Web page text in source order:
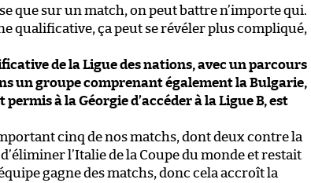
que sur un match, on peut battre n’importe qui.
qualificative, ça peut se révéler plus compliqué,
de la Ligue des nations, avec un parcours
un groupe comprenant également la Bulgarie,
à la Géorgie d’accéder à la Ligue B, est
cinq de nos matchs, dont deux contre la
l’Italie de la Coupe du monde et restait
gagne des matchs, donc cela accroît la